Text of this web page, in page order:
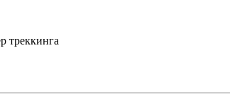
треккинга